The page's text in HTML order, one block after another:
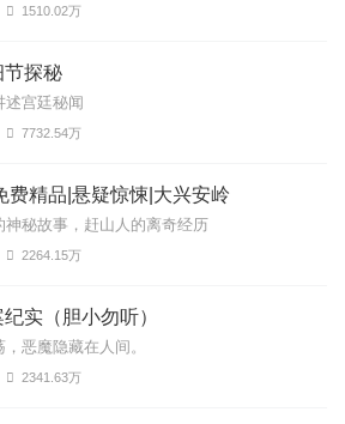
1510.02万
节探秘
述宫廷秘闻
7732.54万
费精品|悬疑惊悚|大兴安岭
神秘故事，赶山人的离奇经历
2264.15万
实（胆小勿听）
恶魔隐藏在人间。
2341.63万